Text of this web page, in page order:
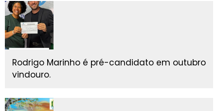
Rodrigo Marinho é pré-candidato em outubro
vindouro.